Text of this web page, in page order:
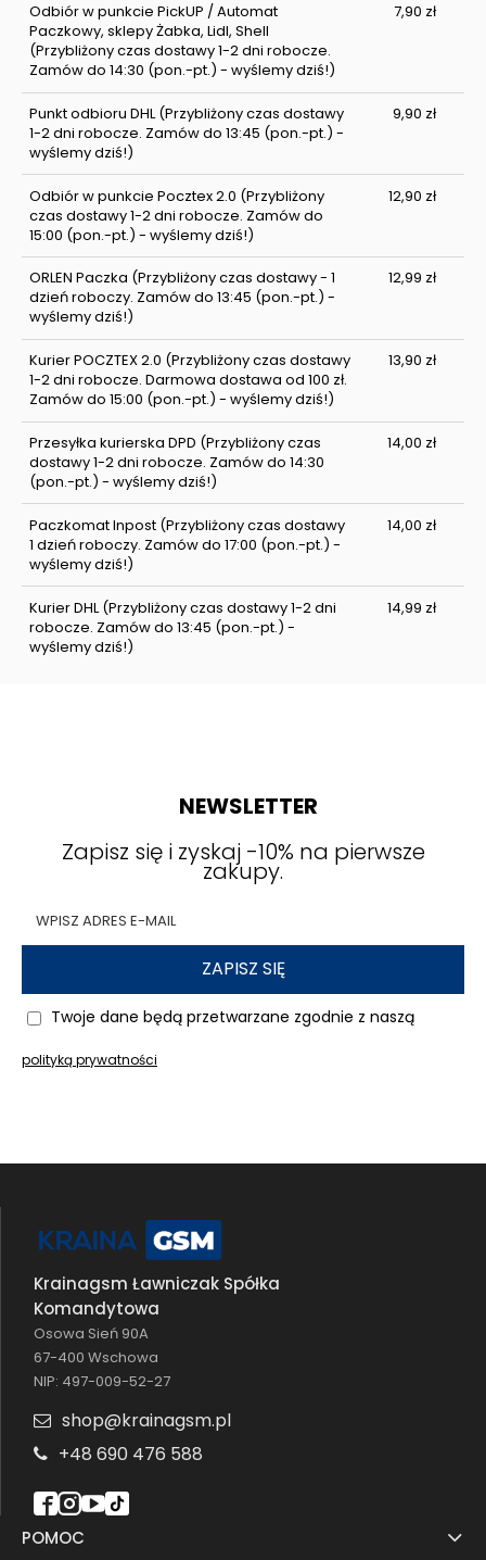
Odbiór w punkcie PickUP / Automat
Paczkowy, sklepy Żabka, Lidl, Shell
(Przybliżony czas dostawy 1-2 dni robocze.
Zamów do 14:30 (pon.-pt.) - wyślemy dziś!)
7,90 zł
Punkt odbioru DHL(Przybliżony czas dostawy
1-2 dni robocze. Zamów do 13:45 (pon.-pt.) -
wyślemy dziś!)
9,90 zł
Odbiór w punkcie Pocztex 2.0 (Przybliżony
czas dostawy 1-2 dni robocze. Zamów do
15:00 (pon.-pt.) - wyślemy dziś!)
12,90 zł
ORLEN Paczka (Przybliżony czas dostawy - 1
dzień roboczy. Zamów do 13:45 (pon.-pt.) -
wyślemy dziś!)
12,99 zł
Kurier POCZTEX 2.0 (Przybliżony czas dostawy
1-2 dni robocze. Darmowa dostawa od 100 zł.
Zamów do 15:00 (pon.-pt.) - wyślemy dziś!)
13,90 zł
Przesyłka kurierska DPD (Przybliżony czas
dostawy 1-2 dni robocze. Zamów do 14:30
(pon.-pt.) - wyślemy dziś!)
14,00 zł
Paczkomat Inpost(Przybliżony czas dostawy
1 dzień roboczy. Zamów do 17:00 (pon.-pt.) -
wyślemy dziś!)
14,00 zł
Kurier DHL(Przybliżony czas dostawy 1-2 dni
robocze. Zamów do 13:45 (pon.-pt.) -
wyślemy dziś!)
14,99 zł
NEWSLETTER
Zapisz się i zyskaj -10% na pierwsze
zakupy.
ZAPISZ SIĘ
Twoje dane będą przetwarzane zgodnie z naszą
polityką prywatności
POMOC
Krainagsm Ławniczak Spółka
Komandytowa
Osowa Sień 90A
67-400 Wschowa
NIP: 497-009-52-27
shop@krainagsm.pl
+48 690 476 588